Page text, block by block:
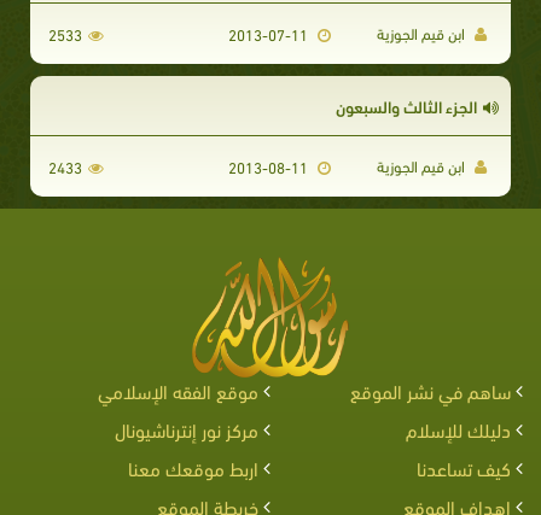
ابن قيم الجوزية 2533
الجزء الثالث والسبعون
ابن قيم الجوزية 2433
ساهم في نشر الموقع
موقع الفقه الإسلامي
دليلك للإسلام
مركز نور إنترناشيونال
كيف تساعدنا
اربط موقعك معنا
اهداف الموقع
خريطة الموقع